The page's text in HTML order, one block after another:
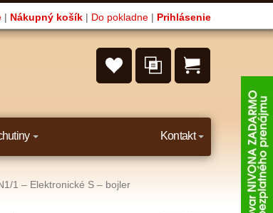
| Nákupný košík | Do pokladne | Prihlásenie
Kontakt
1 – Elektronické S – bojler